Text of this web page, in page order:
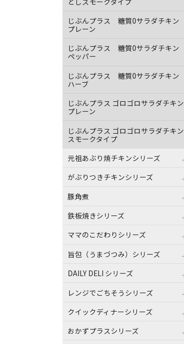
じぶんプラス 糖質0サラダチキン
プレーン
じぶんプラス 糖質0サラダチキン
ペッパー
じぶんプラス 糖質0サラダチキン
ハーブ
じぶんプラス ゴロゴロサラダチキン
プレーン
じぶんプラス ゴロゴロサラダチキン
スモークタイプ
元祖あぶり焼チキンシリーズ
がぶりつきチキンシリーズ
豚角煮
鉄板焼きシリーズ
ママのこだわりシリーズ
旨包（うまづつみ）シリーズ
DAILY DELI シリーズ
レンジでごちそうシリーズ
クイックディナーシリーズ
おかずプラスシリーズ